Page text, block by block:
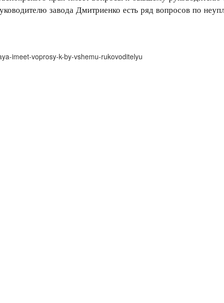
завода Дмитриенко есть ряд вопросов по
imeet-voprosy-k-by-vshemu-rukovoditelyu